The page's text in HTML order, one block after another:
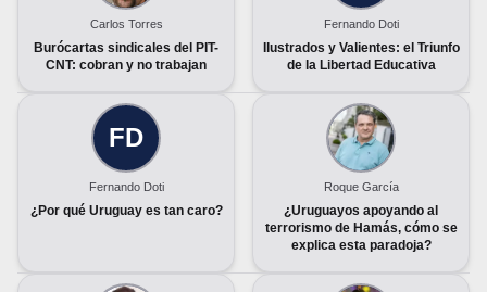
Carlos Torres
Burócartas sindicales del PIT-
CNT: cobran y no trabajan
Fernando Doti
Ilustrados y Valientes: el Triunfo
de la Libertad Educativa
FD
Fernando Doti
¿Por qué Uruguay es tan caro?
Roque García
¿Uruguayos apoyando al
terrorismo de Hamás, cómo se
explica esta paradoja?